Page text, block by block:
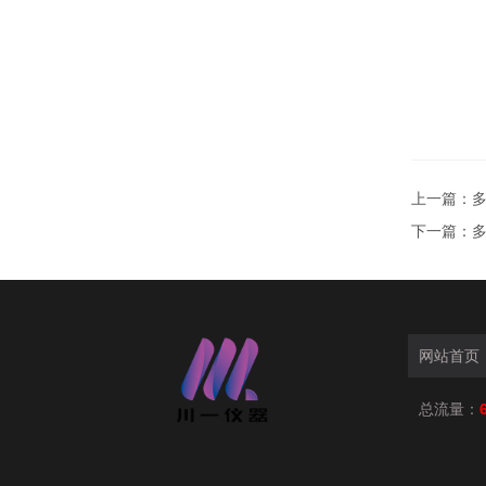
上一篇：
下一篇：
网站首页
总流量：